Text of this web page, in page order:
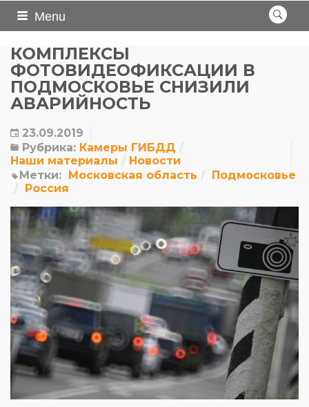
Menu
КОМПЛЕКСЫ
ФОТОВИДЕОФИКСАЦИИ В
ПОДМОСКОВЬЕ СНИЗИЛИ
АВАРИЙНОСТЬ
23.09.2019
Рубрика: Камеры ГИБДД
Наши материалы
Новости
Метки: Московская область
Подмосковье
Россия